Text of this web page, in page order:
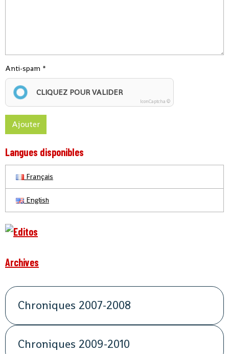
Anti-spam
CLIQUEZ POUR VALIDER
IconCaptcha ©
Ajouter
Langues disponibles
Français
English
Archives
Chroniques 2007-2008
Chroniques 2009-2010